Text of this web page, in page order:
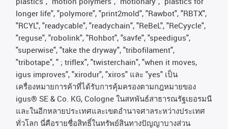
longer life", "polymore", "print2mold", "Rawbot", "RBTX",
"RCYL", "readycable", "readychain", "ReBeL", "ReCyycle",
"reguse", "robolink", "Rohbot", "savfe", "speedigus",
"superwise", "take the dryway", "tribofilament",
"tribotape", " ; triflex", "twisterchain", "when it moves,
igus improves", "xirodur", "xiros" และ "yes" เป็น
เครื่องหมายการค้าที่ได้รับการคุ้มครองตามกฎหมายของ
igus® SE & Co. KG, Cologne ในสหพันธ์สาธารณรัฐเยอรมนี
และในอีกหลายประเทศและเขตอํานาจศาลระหว่างประเทศ
ทั่วโลก นี่คือรายชื่อสิทธิ์ในทรัพย์สินทางปัญญาบางส่วน